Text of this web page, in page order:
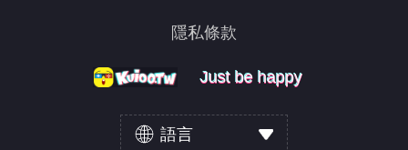
隱私條款
Just be happy
Just be happy
Just be happy
語言